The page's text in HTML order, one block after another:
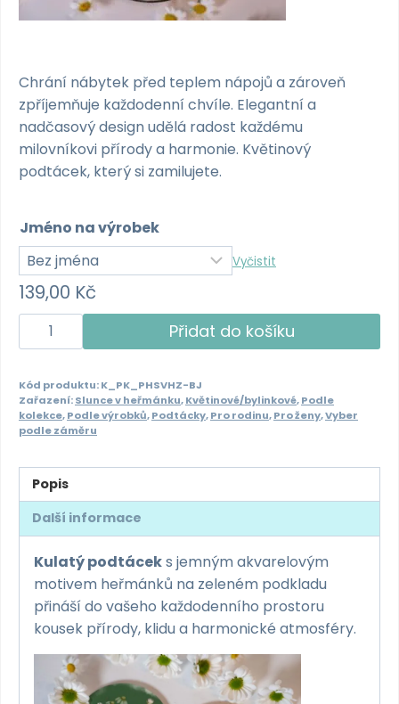
Chrání nábytek před teplem nápojů a zároveň
zpříjemňuje každodenní chvíle. Elegantní a
nadčasový design udělá radost každému
milovníkovi přírody a harmonie. Květinový
podtácek, který si zamilujete.
Jméno na výrobek
Vyčistit
139,00 Kč
Kulatý
podtácek
hrnek
-
Slunce
heřmánku
-
zelený
Přidat do košíku
Kód produktu:K_PK_PHSVHZ-BJ
Zařazení:Slunce v heřmánku,Květinové/bylinkové,Podle
kolekce,Podle výrobků,Podtácky,Pro rodinu,Pro ženy,Vyber
podle záměru
Popis
Další informace
Kulatý podtáceks jemným akvarelovým
motivem heřmánků na zeleném podkladu
přináší do vašeho každodenního prostoru
kousek přírody, klidu a harmonické atmosféry.